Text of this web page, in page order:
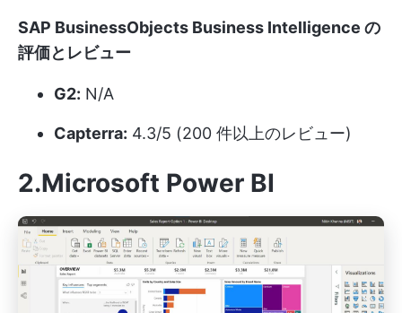
SAP BusinessObjects Business Intelligence の
評価とレビュー
G2: N/A
Capterra: 4.3/5 (200 件以上のレビュー)
2.Microsoft Power BI